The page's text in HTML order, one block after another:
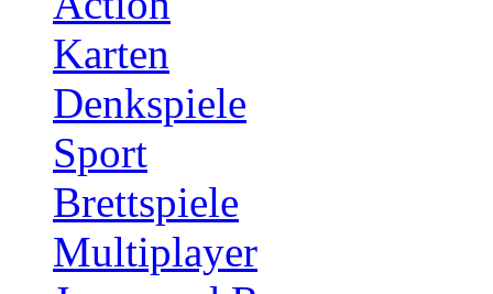
Karten
Denkspiele
Sport
Brettspiele
Multiplayer